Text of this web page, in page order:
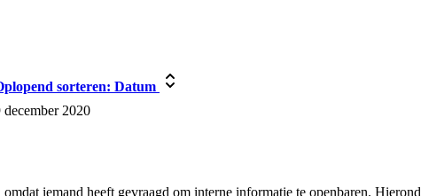
sorteren: Datum
december 2020
iemand heeft gevraagd om interne informatie te openbaren.